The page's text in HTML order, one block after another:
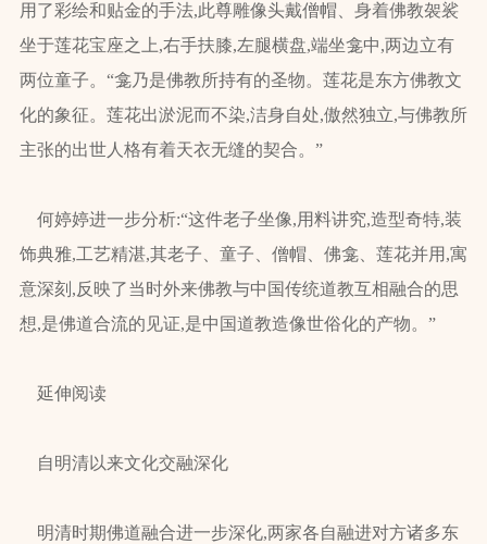
用了彩绘和贴金的手法,此尊雕像头戴僧帽、身着佛教袈裟
坐于莲花宝座之上,右手扶膝,左腿横盘,端坐龛中,两边立有
两位童子。“龛乃是佛教所持有的圣物。莲花是东方佛教文
化的象征。莲花出淤泥而不染,洁身自处,傲然独立,与佛教所
主张的出世人格有着天衣无缝的契合。”
何婷婷进一步分析:“这件老子坐像,用料讲究,造型奇特,装
饰典雅,工艺精湛,其老子、童子、僧帽、佛龛、莲花并用,寓
意深刻,反映了当时外来佛教与中国传统道教互相融合的思
想,是佛道合流的见证,是中国道教造像世俗化的产物。”
延伸阅读
自明清以来文化交融深化
明清时期佛道融合进一步深化,两家各自融进对方诸多东